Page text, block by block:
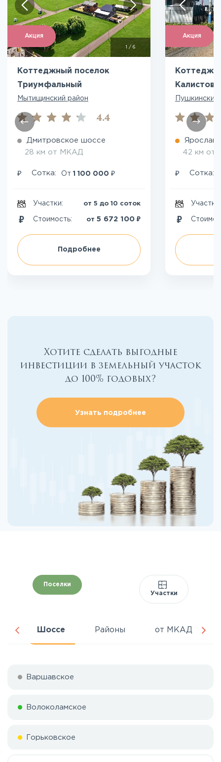
Акция
1 / 6
Коттеджный поселок
Триумфальный
Мытищинский район
4.4
Дмитровское шоссе
28 км от МКАД
₽ Сотка: От 1 100 000 ₽
Участки: от 5 до 10 соток
Стоимость: от 5 672 100 ₽
Подробнее
Акция
Калистово
Пушкинский
42 км от
₽ Сотка:
Участки:
Хотите сделать выгодные
инвестиции в земельный участок
до 100% годовых?
Узнать подробнее
Поселки
Участки
Шоссе Районы от МКАД
Варшавское
Волоколамское
Горьковское